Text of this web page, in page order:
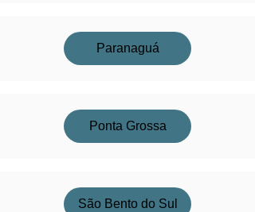
Paranaguá
Ponta Grossa
São Bento do Sul